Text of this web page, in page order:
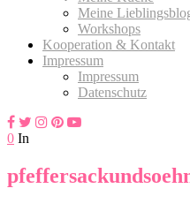
Meine
Workshops
Kooperation & Kontakt
Impressum
Impressum
Datenschutz
0 In